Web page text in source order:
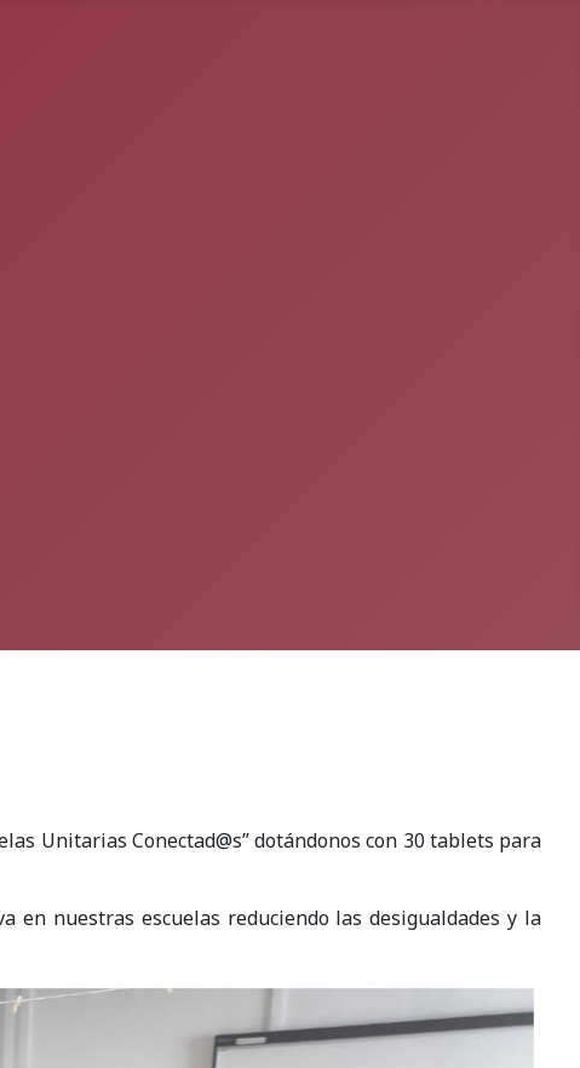
Unitarias Conectad@s” dotándonos con 30 tablets para
nuestras escuelas reduciendo las desigualdades y la